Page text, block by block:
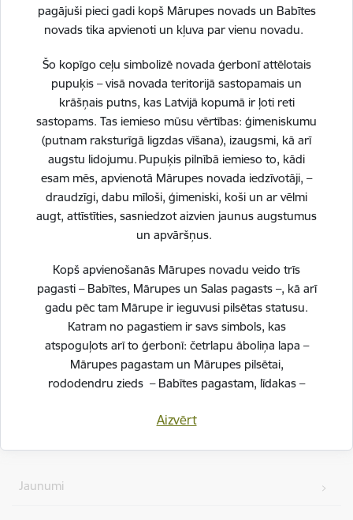
pagājuši pieci gadi kopš Mārupes novads un Babītes
novads tika apvienoti un kļuva par vienu novadu.
Šo kopīgo ceļu simbolizē novada ģerbonī attēlotais
pupuķis – visā novada teritorijā sastopamais un
krāšņais putns, kas Latvijā kopumā ir ļoti reti
sastopams. Tas iemieso mūsu vērtības: ģimeniskumu
(putnam raksturīgā ligzdas vīšana), izaugsmi, kā arī
augstu lidojumu. Pupuķis pilnībā iemieso to, kādi
esam mēs, apvienotā Mārupes novada iedzīvotāji, –
draudzīgi, dabu mīloši, ģimeniski, koši un ar vēlmi
augt, attīstīties, sasniedzot aizvien jaunus augstumus
un apvāršņus.
Kopš apvienošanās Mārupes novadu veido trīs
pagasti – Babītes, Mārupes un Salas pagasts –, kā arī
gadu pēc tam Mārupe ir ieguvusi pilsētas statusu.
Katram no pagastiem ir savs simbols, kas
atspoguļots arī to ģerbonī: četrlapu āboliņa lapa –
Mārupes pagastam un Mārupes pilsētai,
rododendru zieds – Babītes pagastam, līdakas –
simbolus vienotā, stilizētā vizuālā rakstā – kā stāstu
veidojam vienotu, košu un pilnīgu novadu.
Aizvērt
Vai šī informācija bija noderīga?
Sniegt atsauksmi
Esi pirmais, kurš uzzina!
Piesakies jaunumu saņemšanai savā e-pastā.
Jaunumi